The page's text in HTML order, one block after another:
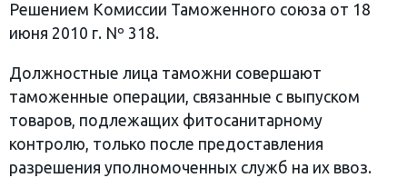
Решением Комиссии Таможенного союза от 18
июня 2010 г. Nº 318.
Должностные лица таможни совершают
таможенные операции, связанные с выпуском
товаров, подлежащих фитосанитарному
контролю, только после предоставления
разрешения уполномоченных служб на их ввоз.